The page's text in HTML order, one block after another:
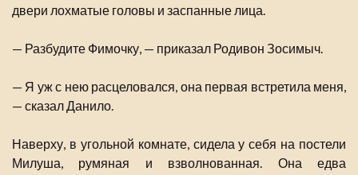
двери лохматые головы и заспанные лица.
— Разбудите Фимочку, — приказал Родивон Зосимыч.
— Я уж с нею расцеловался, она первая встретила меня,
— сказал Данило.
Наверху, в угольной комнате, сидела у себя на постели
Милуша, румяная и взволнованная. Она едва